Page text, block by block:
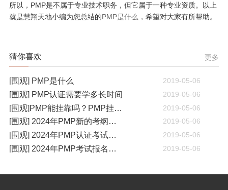
所以，PMP是不属于专业技术职务，但它属于一种专业资质。以上
就是慧翔天地小编为您总结的PMP是什么 ，希望对大家有所帮助。
猜你喜欢 更多
[围观] PMP是什么 2019-05-06
[围观] PMP认证需要学多长时间 2019-05-06
[围观]PMP能挂靠吗？PMP挂靠一年多少钱 2019-05-06
[围观] 2024年PMP新的考纲有哪些变化 2019-05-06
[围观] 2024年PMP认证考试什么时候开考 2019-05-06
[围观] 2024年PMP考试报名通知 2019-05-06